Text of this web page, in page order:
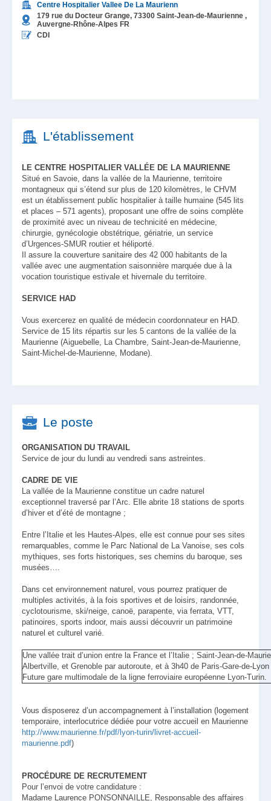
Centre Hospitalier Vallee De La Maurienn
179 rue du Docteur Grange, 73300 Saint-Jean-de-Maurienne ,
Auvergne-Rhône-Alpes FR
CDI
L'établissement
LE CENTRE HOSPITALIER VALLÉE DE LA MAURIENNE
Situé en Savoie, dans la vallée de la Maurienne, territoire
montagneux qui s’étend sur plus de 120 kilomètres, le CHVM
est un établissement public hospitalier à taille humaine (545 lits
et places – 571 agents), proposant une offre de soins complète
de proximité avec un niveau de technicité en médecine,
chirurgie, gynécologie obstétrique, gériatrie, un service
d’Urgences-SMUR routier et héliporté.
Il assure la couverture sanitaire des 42 000 habitants de la
vallée avec une augmentation saisonnière marquée due à la
vocation touristique estivale et hivernale du territoire.
SERVICE HAD
Vous exercerez en qualité de médecin coordonnateur en HAD.
Service de 15 lits répartis sur les 5 cantons de la vallée de la
Maurienne (Aiguebelle, La Chambre, Saint-Jean-de-Maurienne,
Saint-Michel-de-Maurienne, Modane).
Le poste
ORGANISATION DU TRAVAIL
Service de jour du lundi au vendredi sans astreintes.
CADRE DE VIE
La vallée de la Maurienne constitue un cadre naturel
exceptionnel traversé par l’Arc. Elle abrite 18 stations de sports
d’hiver et d’été de montagne ;
Entre l’Italie et les Hautes-Alpes, elle est connue pour ses sites
remarquables, comme le Parc National de La Vanoise, ses cols
mythiques, ses forts historiques, ses chemins du baroque, ses
musées….
Dans cet environnement naturel, vous pourrez pratiquer de
multiples activités, à la fois sportives et de loisirs, randonnée,
cyclotourisme, ski/neige, canoë, parapente, via ferrata, VTT,
patinoires, sports indoor, mais aussi découvrir un patrimoine
naturel et culturel varié.
Une vallée trait d’union entre la France et l’Italie ; Saint-Jean-de-
Albertville, et Grenoble par autoroute, et à 3h40 de Paris-Gare-de-
Future gare multimodale de la ligne ferroviaire européenne Lyon-Turin.
Vous disposerez d’un accompagnement à l’installation (logement
temporaire, interlocutrice dédiée pour votre accueil en Maurienne
http://www.maurienne.fr/pdf/lyon-turin/livret-accueil-
maurienne.pdf)
PROCÉDURE DE RECRUTEMENT
Pour l’envoi de votre candidature :
Madame Laurence PONSONNAILLE, Responsable des affaires